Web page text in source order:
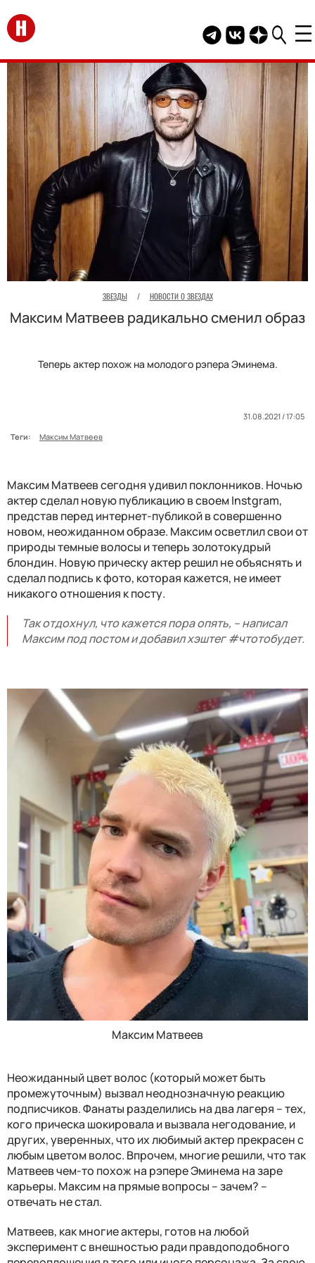
Перейти на главную
Telegram канал
Группа HELLO
Канал
ЗВЕЗДЫ / НОВОСТИ О ЗВЕЗДАХ
Максим Матвеев радикально сменил образ
Теперь актер похож на молодого рэпера Эминема.
31.08.2021 / 17:05
Теги:
Максим Матвеев
Максим Матвеев сегодня удивил поклонников. Ночью
актер сделал новую публикацию в своем Instgram,
представ перед интернет-публикой в совершенно
новом, неожиданном образе. Максим осветлил свои от
природы темные волосы и теперь золотокудрый
блондин. Новую прическу актер решил не объяснять и
сделал подпись к фото, которая кажется, не имеет
никакого отношения к посту.
Так отдохнул, что кажется пора опять, – написал
Максим под постом и добавил хэштег #чтотобудет.
Максим Матвеев
Неожиданный цвет волос (который может быть
промежуточным) вызвал неоднозначную реакцию
подписчиков. Фанаты разделились на два лагеря – тех,
кого прическа шокировала и вызвала негодование, и
других, уверенных, что их любимый актер прекрасен с
любым цветом волос. Впрочем, многие решили, что так
Матвеев чем-то похож на рэпере Эминема на заре
карьеры. Максим на прямые вопросы – зачем? –
отвечать не стал.
Матвеев, как многие актеры, готов на любой
эксперимент с внешностью ради правдоподобного